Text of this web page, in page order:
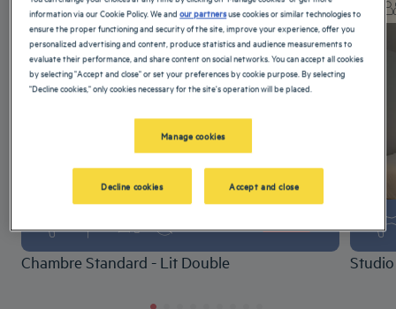
Chambre Standard - Lit Double
Max
Check-out : 11:30
information via our Cookie Policy. We andour partnersuse cookies or similar technologies to
ensure the proper functioning and security of the site, improve your experience, offer you
personalized advertising and content, produce statistics and audience measurements to
evaluate their performance, and share content on social networks. You can accept all cookies
by selecting "Accept and close" or set your preferences by cookie purpose. By selecting
"Decline cookies," only cookies necessary for the site's operation will be placed.
Manage cookies
Decline cookies Accept and close